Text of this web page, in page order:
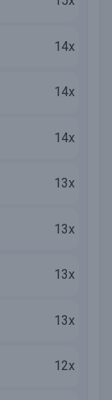
14x
14x
14x
13x
13x
13x
13x
12x